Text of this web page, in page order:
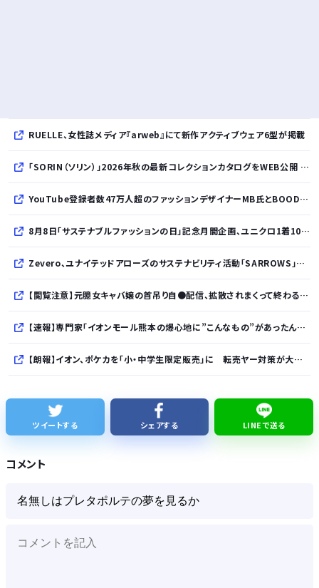
RUELLE、女性誌メディア『arweb』にて新作アクティブウェア6型が掲載
「SORIN（ソリン）」2026年秋の最新コレクションカタログをWEB公開 「Paradox in Neutral」をテーマに秩序と反逆が共存する世界観を表現
YouTube登録者数47万人超のファッションデザイナーMB氏とBOODYがコラボレーション。極上の着心地を追求した別注Tシャツが8月12日発売開始
8月8日「サステナブルファッションの日」記念月間企画、ユニクロ1着100円買取保証とXプレゼントキャンペーンを実施
Zevero、ユナイテッドアローズのサステナビリティ活動「SARROWS」を支援。Scope 3排出量算定の効率化・精緻化を開始
【閲覧注意】元臆女キャバ嬢の首吊り自●配信、拡散されまくって終わるｗｗｗｗｗｗｗ
【速報】専門家「イオンモール熊本の爆心地に”こんなもの”があったんだけど…」
【朗報】イオン、ポケカを「小・中学生限定販売」に 転売ヤー対策が大絶賛ｗｗｗ
【悲報】Googleのエンジニア「AIで仕事がつまらなくなった」
ツイートする シェアする LINEで送る
コメント